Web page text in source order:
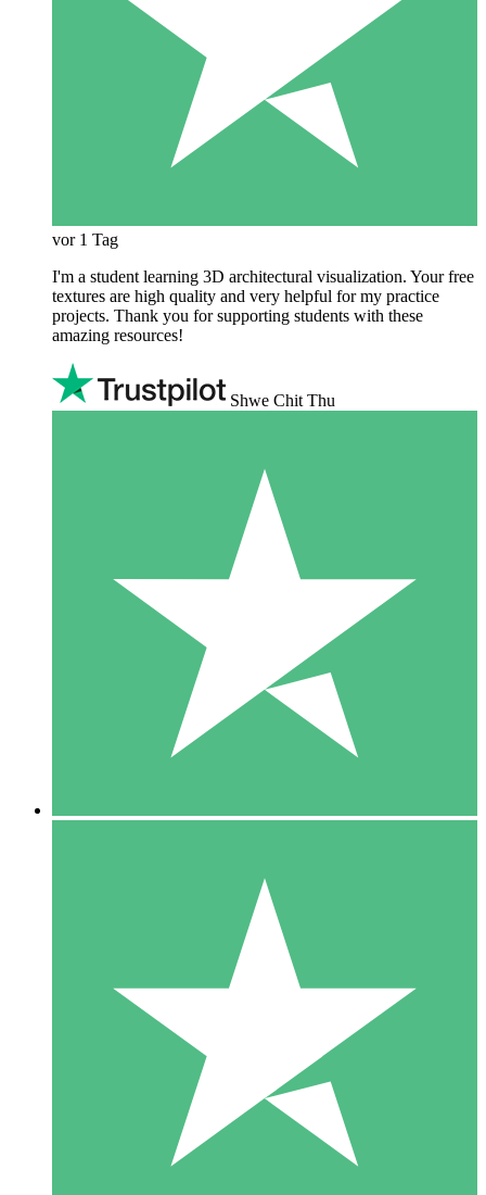
vor 1 Tag
I'm a student learning 3D architectural visualization. Your free
textures are high quality and very helpful for my practice
projects. Thank you for supporting students with these
amazing resources!
Shwe Chit Thu